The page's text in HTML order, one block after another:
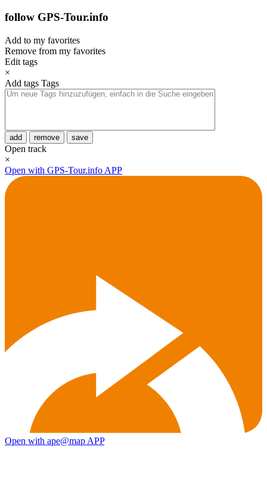
follow GPS-Tour.info
Add to my favorites
Remove from my favorites
Edit tags
×
Add tags Tags
add remove save
Open track
×
Open with GPS-Tour.info APP
Open with ape@map APP